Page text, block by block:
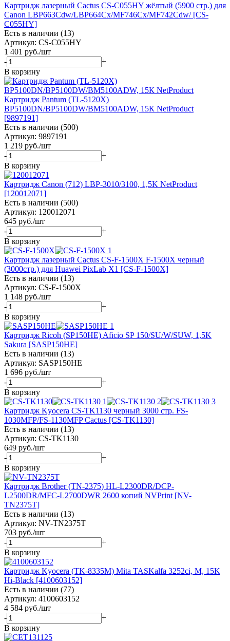
Картридж лазерный Cactus CS-C055HY жёлтый (5900 стр.) для
Canon LBP663Cdw/LBP664Cx/MF746Cx/MF742Cdw/ [CS-
C055HY]
Есть в наличии (13)
Артикул: CS-C055HY
1 401 руб./шт
-
+
В корзину
Картридж Pantum (TL-5120X)
BP5100DN/BP5100DW/BM5100ADW, 15К NetProduct
[9897191]
Есть в наличии (500)
Артикул: 9897191
1 219 руб./шт
-
+
В корзину
Картридж Canon (712) LBP-3010/3100, 1,5K NetProduct
[120012071]
Есть в наличии (500)
Артикул: 120012071
645 руб./шт
-
+
В корзину
Картридж лазерный Cactus CS-F-1500X F-1500X черный
(3000стр.) для Huawei PixLab X1 [CS-F-1500X]
Есть в наличии (13)
Артикул: CS-F-1500X
1 148 руб./шт
-
+
В корзину
Картридж Ricoh (SP150HE) Aficio SP 150/SU/W/SUW, 1,5K
Sakura [SASP150HE]
Есть в наличии (13)
Артикул: SASP150HE
1 696 руб./шт
-
+
В корзину
Картридж Kyocera CS-TK1130 черный 3000 стр. FS-
1030MFP/FS-1130MFP Cactus [CS-TK1130]
Есть в наличии (13)
Артикул: CS-TK1130
649 руб./шт
-
+
В корзину
Картридж Brother (TN-2375) HL-L2300DR/DCP-
L2500DR/MFC-L2700DWR 2600 копий NVPrint [NV-
TN2375T]
Есть в наличии (13)
Артикул: NV-TN2375T
703 руб./шт
-
+
В корзину
Картридж Kyocera (TK-8335M) Mita TASKalfa 3252ci, M, 15K
Hi-Black [4100603152]
Есть в наличии (77)
Артикул: 4100603152
4 584 руб./шт
-
+
В корзину